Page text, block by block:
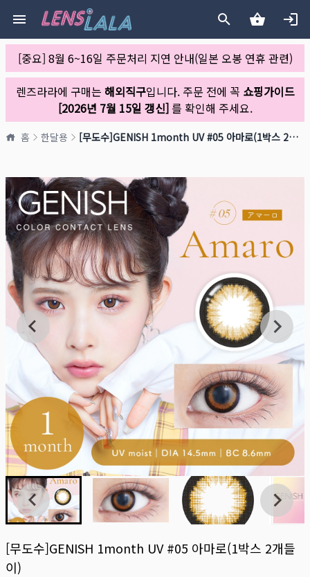
[중요] 8월 6~16일 주문처리 지연 안내(일본 오봉 연휴 관련)
렌즈라라에 구매는 해외직구입니다. 주문 전에 꼭 쇼핑가이드
[2026년 7월 15일 갱신]를 확인해 주세요.
홈 한달용 [무도수]GENISH 1month UV #05 아마로(1박스 2개들이)
[무도수]GENISH 1month UV #05 아마로(1박스 2개들
이)